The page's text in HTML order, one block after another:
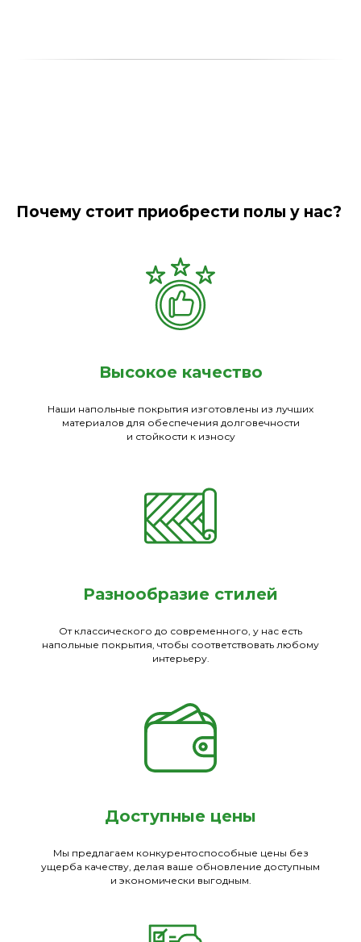
Почему стоит приобрести полы у нас?
Высокое качество
Наши напольные покрытия изготовлены из лучших
материалов для обеспечения долговечности
и стойкости к износу
Разнообразие стилей
От классического до современного, у нас есть
напольные покрытия, чтобы соответствовать любому
интерьеру.
Доступные цены
Мы предлагаем конкурентоспособные цены без
ущерба качеству, делая ваше обновление доступным
и экономически выгодным.